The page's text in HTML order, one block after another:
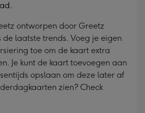
ontworpen door Greetz
de laatste trends. Voeg je eigen
toe om de kaart extra
Je kunt de kaart toevoegen aan
opslaan om deze later af
zien? Check